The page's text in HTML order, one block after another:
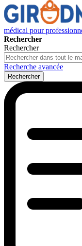
médical pour
Rechercher
Rechercher
Recherche avancée
Rechercher